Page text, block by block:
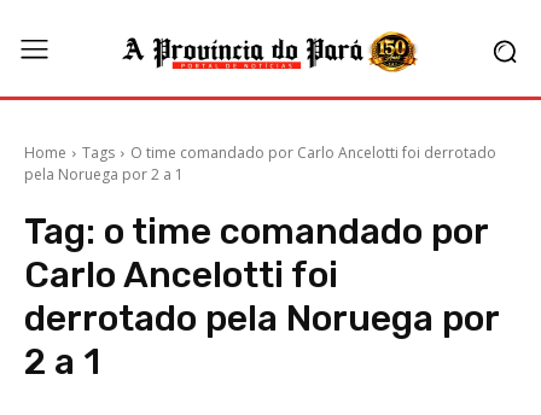
Home Tags
O time comandado por Carlo Ancelotti foi derrotado
pela Noruega por 2 a 1
Tag: o time comandado por
Carlo Ancelotti foi
derrotado pela Noruega por
2 a 1